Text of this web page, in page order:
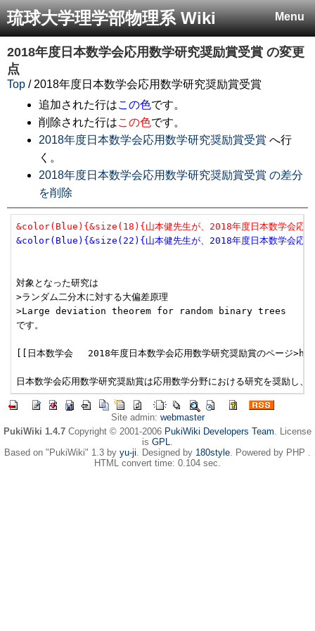
Menu
琉球大学理学部物理系 Wiki
2018年度日本数学会応用数学研究奨励賞受賞 の変更
点
Top / 2018年度日本数学会応用数学研究奨励賞受賞
追加された行はこの色です。
削除された行はこの色です。
2018年度日本数学会応用数学研究奨励賞受賞 へ行
く。
2018年度日本数学会応用数学研究奨励賞受賞 の差分
を削除
&color(Blue){&size(18){山本健先生が、2018年度日本数学会応用
&color(Blue){&size(22){山本健先生が、2018年度日本数学会応用
対象となった研究は
>ランダム二分木に対する大偏差原理
>Large deviation theorem for random binary trees
です。
[[日本数学会　 2018年度日本数学会応用数学研究奨励賞の
Site admin: webmaster
PukiWiki 1.4.7 Copyright © 2001-2006 PukiWiki Developers Team. License
is GPL.
Based on "PukiWiki" 1.3 by yu-ji. Designed by 180style. Powered by PHP .
HTML convert time: 0.104 sec.